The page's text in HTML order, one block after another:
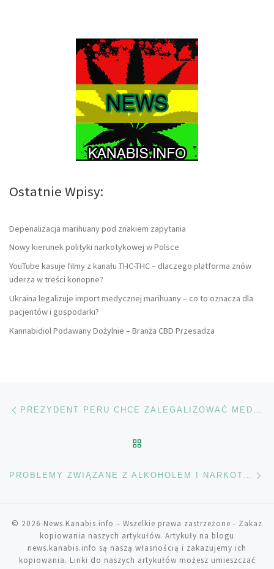
Ostatnie Wpisy:
Depenalizacja marihuany pod znakiem zapytania
Nowy kierunek polityki narkotykowej w Polsce
YouTube kasuje filmy z kanału THC-THC – dlaczego platforma znów
uderza w treści konopne?
Ukraina legalizuje import medycznej marihuany – co to oznacza dla
pacjentów i gospodarki?
Kannabidiol Podawany Dożylnie – Branża CBD Przesadza
Nawigacja wpisu PREZYDENT PERU CHCE ZALEGALIZOWAĆ MEDYCZNĄ MARIHUANĘ
© 2026 News.Kanabis.info – Wszelkie prawa zastrzeżone - Zakaz
kopiowania naszych artykułów. Artykuły na blogu
news.kanabis.info są naszą własnością i zakazujemy ich
kopiowania. Linki do naszych artykułów możesz umieszczać